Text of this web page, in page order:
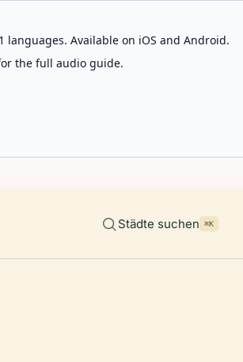
Available on iOS and Android.
the full audio guide.
Städte suchen ⌘K